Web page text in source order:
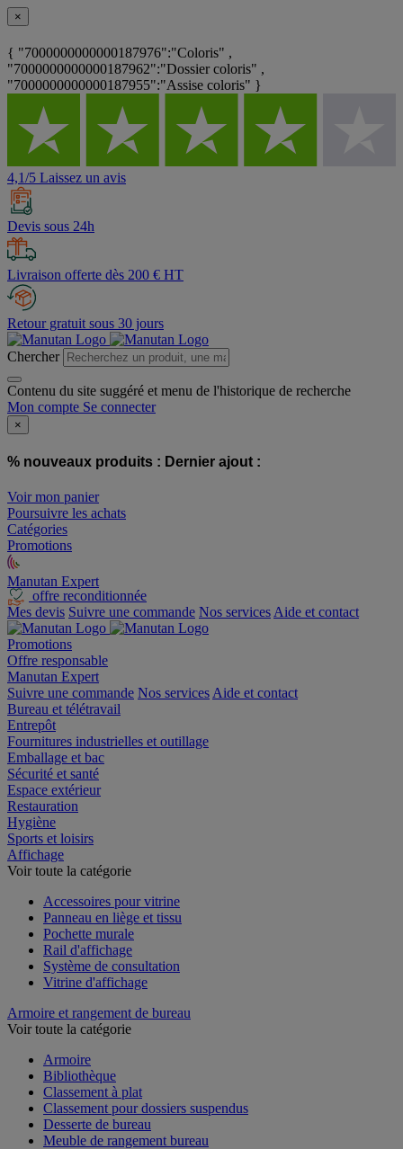
×
{ "7000000000000187976":"Coloris" ,
"7000000000000187962":"Dossier coloris" ,
"7000000000000187955":"Assise coloris" }
4,1/5 Laissez un avis
Devis sous 24h
Livraison offerte dès 200 € HT
Retour gratuit sous 30 jours
Chercher
Contenu du site suggéré et menu de l'historique de recherche
Mon compte Se connecter
×
% nouveaux produits : Dernier ajout :
Voir mon panier
Poursuivre les achats
Catégories
Promotions
Manutan Expert
offre reconditionnée
Mes devis Suivre une commande Nos services Aide et contact
Promotions
Offre responsable
Manutan Expert
Suivre une commande Nos services Aide et contact
Bureau et télétravail
Entrepôt
Fournitures industrielles et outillage
Emballage et bac
Sécurité et santé
Espace extérieur
Restauration
Hygiène
Sports et loisirs
Affichage
Voir toute la catégorie
Accessoires pour vitrine
Panneau en liège et tissu
Pochette murale
Rail d'affichage
Système de consultation
Vitrine d'affichage
Armoire et rangement de bureau
Voir toute la catégorie
Armoire
Bibliothèque
Classement à plat
Classement pour dossiers suspendus
Desserte de bureau
Meuble de rangement bureau